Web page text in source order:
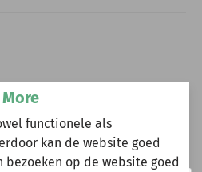
denim
functionele als
kan de website goed
op de website goed